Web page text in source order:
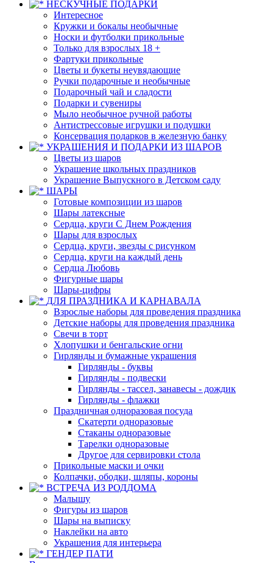
НЕСКУЧНЫЕ ПОДАРКИ
Интересное
Кружки и бокалы необычные
Носки и футболки прикольные
Только для взрослых 18 +
Фартуки прикольные
Цветы и букеты неувядающие
Ручки подарочные и необычные
Подарочный чай и сладости
Подарки и сувениры
Мыло необычное ручной работы
Антистрессовые игрушки и подушки
Консервация подарков в железную банку
УКРАШЕНИЯ И ПОДАРКИ ИЗ ШАРОВ
Цветы из шаров
Украшение школьных праздников
Украшение Выпускного в Детском саду
ШАРЫ
Готовые композиции из шаров
Шары латексные
Сердца, круги С Днем Рождения
Шары для взрослых
Сердца, круги, звезды с рисунком
Сердца, круги на каждый день
Сердца Любовь
Фигурные шары
Шары-цифры
ДЛЯ ПРАЗДНИКА И КАРНАВАЛА
Взрослые наборы для проведения праздника
Детские наборы для проведения праздника
Свечи в торт
Хлопушки и бенгальские огни
Гирлянды и бумажные украшения
Гирлянды - буквы
Гирлянды - подвески
Гирлянды - тассел, занавесы - дождик
Гирлянды - флажки
Праздничная одноразовая посуда
Скатерти одноразовые
Стаканы одноразовые
Тарелки одноразовые
Другое для сервировки стола
Прикольные маски и очки
Колпачки, ободки, шляпы, короны
ВСТРЕЧА ИЗ РОДДОМА
Малышу
Фигуры из шаров
Шары на выписку
Наклейки на авто
Украшения для интерьера
ГЕНДЕР ПАТИ